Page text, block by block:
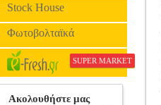
Stock House
Φωτοβολταϊκά
SUPER MARKET